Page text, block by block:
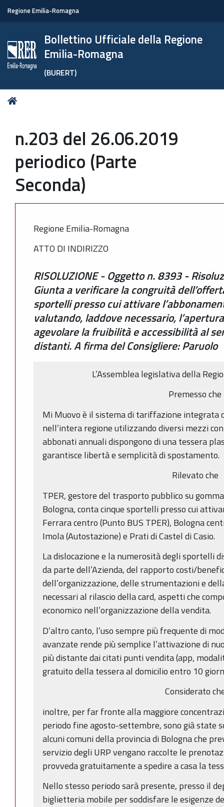
Regione Emilia-Romagna
Bollettino Ufficiale della Regione
Emilia-Romagna
(BURERT)
Tu
n.203 del 26.06.2019
periodico (Parte
Seconda)
Regione Emilia-Romagna
ATTO DI INDIRIZZO
RISOLUZIONE - Oggetto n. 8393 -
Giunta a verificare la congruità
sportelli presso cui attivare
valutando, laddove necessario,
agevolare la fruibilità e accessibilità al
distanti. A firma del Consigliere: Paruolo
L’Assemblea legislativa della
Premesso che
Mi Muovo è il sistema di tariffazione integrata
nell’intera regione utilizzando diversi mezzi
abbonati annuali dispongono di una tessera
garantisce libertà e semplicità di spostamento.
Rilevato che
TPER, gestore del trasporto pubblico su
Bologna, conta cinque sportelli presso cui
Ferrara centro (Punto BUS TPER), Bologna
Imola (Autostazione) e Prati di Castel di Casio.
La dislocazione e la numerosità degli sportelli
da parte dell’Azienda, del rapporto costi/
dell’organizzazione, delle strumentazioni e
necessari al rilascio della card, aspetti che
economico nell’organizzazione della vendita.
D’altro canto, l’uso sempre più frequente di
avanzate rende più semplice l’attivazione di
più distante dai citati punti vendita (app,
gratuito della tessera al domicilio entro 10
Considerato
inoltre, per far fronte alla maggiore
periodo fine agosto-settembre, sono già state
alcuni comuni della provincia di Bologna che
servizio degli URP vengano raccolte le
provveda gratuitamente a spedire a casa la
Nello stesso periodo sarà presente, presso il
biglietteria mobile per soddisfare le esigenze